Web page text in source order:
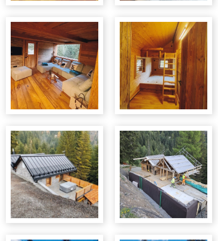
Club Cigare
Oenothèque
Salles de bains
Escaliers
Aménagements extérieurs
Cuisine agencée sur mesure
Charpentes - couvert véhicule
DTEB Immo
New - 2 chalets type raccard Savièse